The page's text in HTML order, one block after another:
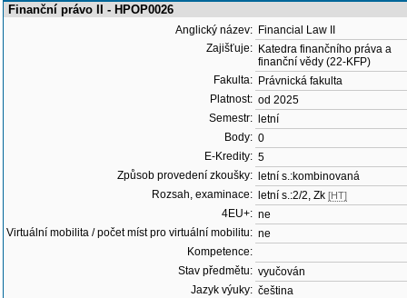
Finanční právo II - HPOP0026
Anglický název: Financial Law II
Zajišťuje: Katedra finančního práva a
finanční vědy (22-KFP)
Fakulta: Právnická fakulta
Platnost: od 2025
Semestr:
letní
Body: 0
E-Kredity: 5
Způsob provedení zkoušky:
letní s.:kombinovaná
Rozsah, examinace:
letní s.:2/2, Zk [HT]
4EU+: ne
Virtuální mobilita / počet míst pro virtuální mobilitu: ne
Kompetence:
Stav předmětu: vyučován
Jazyk výuky: čeština